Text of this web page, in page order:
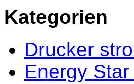
Kategorien
Drucker
Energy